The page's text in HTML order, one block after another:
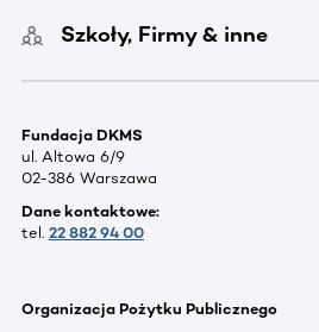
Szkoły, Firmy & inne
Fundacja DKMS
ul. Altowa 6/9
02-386 Warszawa
Dane kontaktowe:
tel. 22 882 94 00
Organizacja Pożytku Publicznego